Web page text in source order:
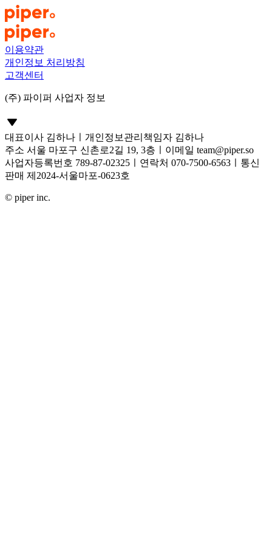
이용약관
개인정보 처리방침
고객센터
(주) 파이퍼 사업자 정보
대표이사 김하나
개인정보관리책임자 김하나
주소 서울 마포구 신촌로2길 19, 3층
이메일 team@piper.so
사업자등록번호 789-87-02325
연락처 070-7500-6563
통신
판매 제2024-서울마포-0623호
© piper inc.